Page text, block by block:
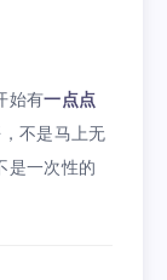
始有一点点
不是马上无
是一次性的